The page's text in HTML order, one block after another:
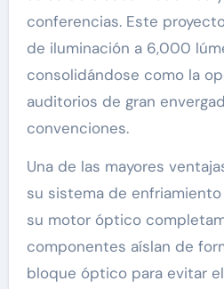
conferencias. Este
de iluminación a 6,000
consolidándose como la
auditorios de gran
convenciones.
Una de las mayores
su sistema de
su motor óptico
componentes aíslan de
bloque óptico para evitar